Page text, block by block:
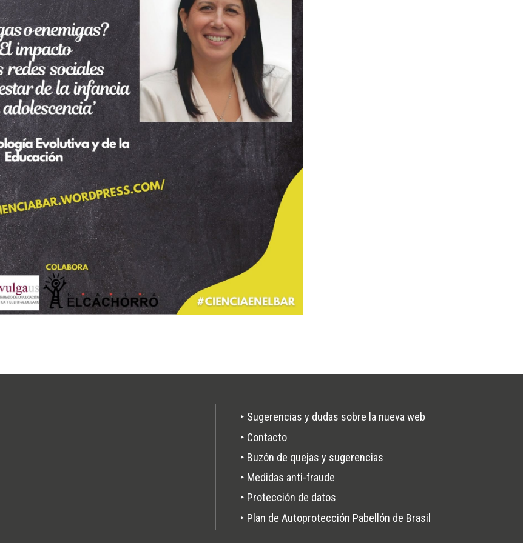
página
‣ Sugerencias y dudas sobre la nueva web
‣ Contacto
‣ Buzón de quejas y sugerencias
‣ Medidas anti-fraude
‣ Protección de datos
‣ Plan de Autoprotección Pabellón de Brasil